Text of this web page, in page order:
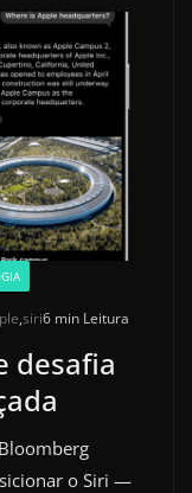
,siri6 min Leitura
desafia
o Siri —